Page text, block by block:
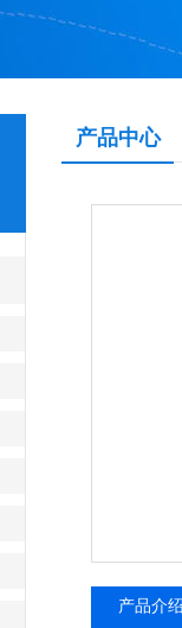
产品中心
产品介绍